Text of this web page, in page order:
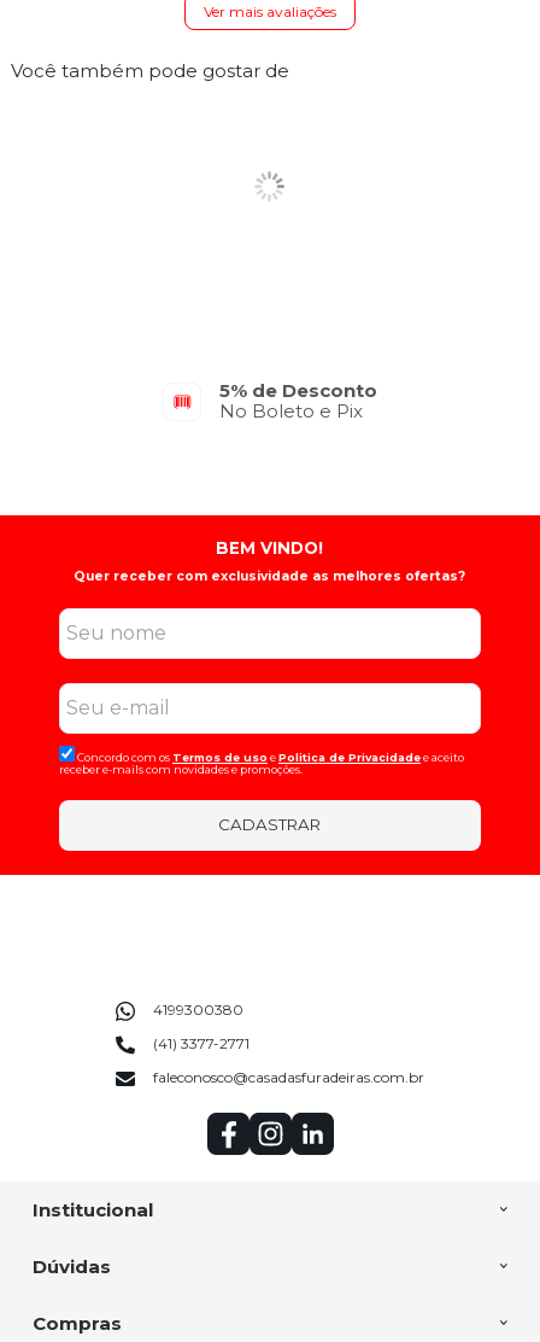
Ver mais avaliações
Você também pode gostar de
5% de Desconto
No Boleto e Pix
BEM VINDO!
Quer receber com exclusividade as melhores ofertas?
Concordo com os Termos de uso ePolitica de Privacidadee aceito
receber e-mails com novidades e promoções.
CADASTRAR
Institucional
Dúvidas
Compras
4199300380
(41) 3377-2771
faleconosco@casadasfuradeiras.com.br